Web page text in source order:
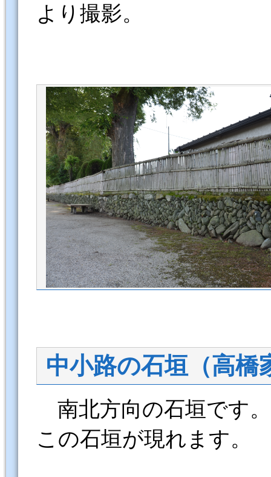
より撮影。
中小路の石垣（高橋
南北方向の石垣です
この石垣が現れます。